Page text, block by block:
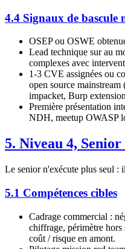
4.4 Signaux de
OSEP ou OSWE
Lead technique sur au
complexes avec
1-3 CVE assignées ou
open source
impacket, Burp
Première présentation
NDH, meetup OWASP
5. Niveau 4, Senior
Le senior n'exécute plus seul : il
5.1 Compétences cibles
Cadrage commercial :
chiffrage, périmètre
coût / risque en amont.